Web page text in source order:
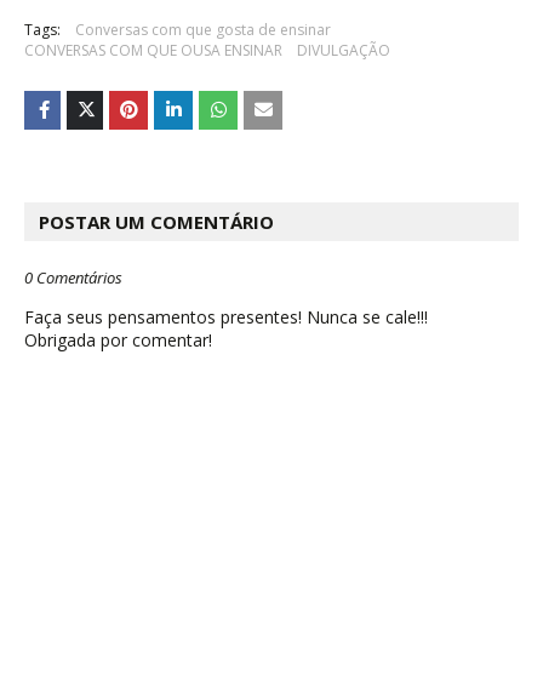
Tags:
Conversas com que gosta de ensinar
CONVERSAS COM QUE OUSA ENSINAR
DIVULGAÇÃO
POSTAR UM COMENTÁRIO
0 Comentários
Faça seus pensamentos presentes! Nunca se cale!!!
Obrigada por comentar!